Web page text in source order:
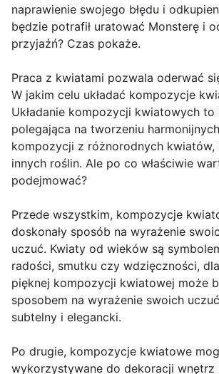
naprawienie swojego błędu i
będzie potrafił uratować Monsterę i
przyjaźń? Czas pokaże.
Praca z kwiatami pozwala oderwać
W jakim celu układać kompozycje
Układanie kompozycji kwiatowych to
polegająca na tworzeniu
kompozycji z różnorodnych kwiatów,
innych roślin. Ale po co właściwie
podejmować?
Przede wszystkim, kompozycje
doskonały sposób na wyrażenie
uczuć. Kwiaty od wieków są
radości, smutku czy wdzięczności,
pięknej kompozycji kwiatowej może
sposobem na wyrażenie swoich
subtelny i elegancki.
Po drugie, kompozycje kwiatowe
wykorzystywane do dekoracji wnętrz